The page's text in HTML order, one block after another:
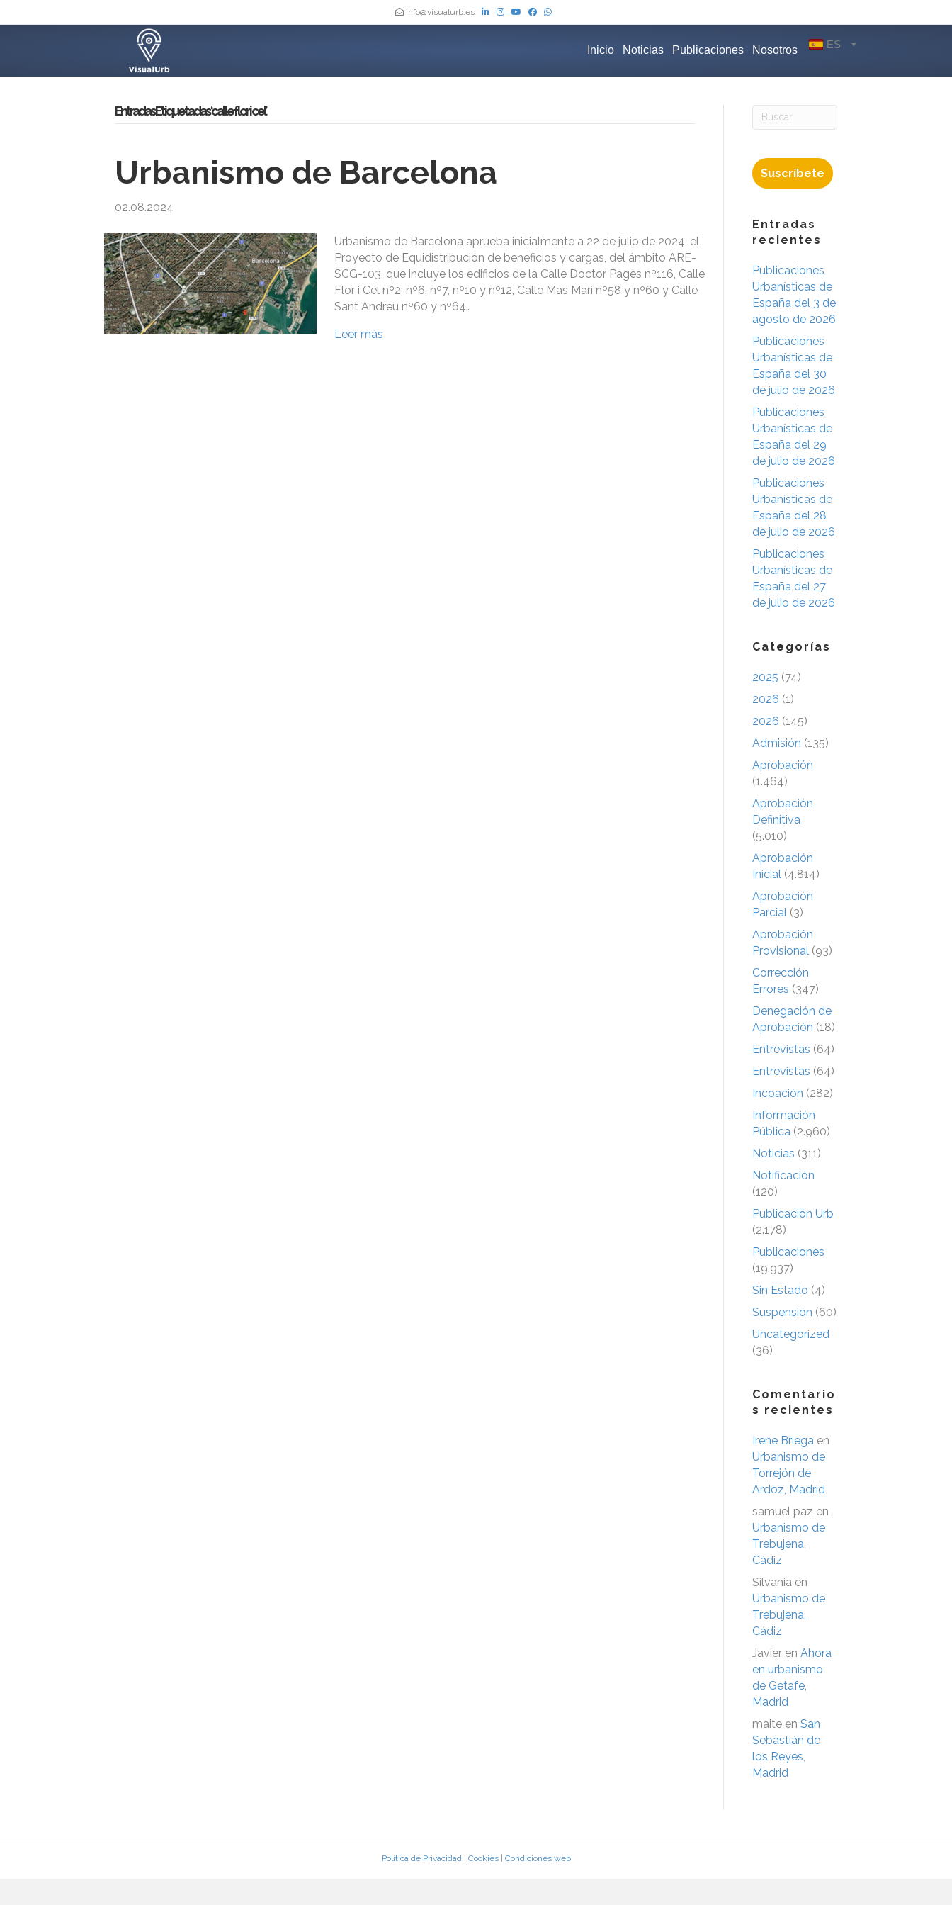
info@visualurb.es
Inicio Noticias Publicaciones Nosotros ES
Entradas Etiquetadas ‘calle flor i cel’
Urbanismo de Barcelona
02.08.2024
Urbanismo de Barcelona aprueba inicialmente a 22 de julio de 2024, el
Proyecto de Equidistribución de beneficios y cargas, del ámbito ARE-
SCG-103, que incluye los edificios de la Calle Doctor Pagès nº116, Calle
Flor i Cel nº2, nº6, nº7, nº10 y nº12, Calle Mas Marí nº58 y nº60 y Calle
Sant Andreu nº60 y nº64…
Leer más
Suscríbete
Entradas
recientes
Publicaciones
Urbanísticas de
España del 3 de
agosto de 2026
Publicaciones
Urbanísticas de
España del 30
de julio de 2026
Publicaciones
Urbanísticas de
España del 29
de julio de 2026
Publicaciones
Urbanísticas de
España del 28
de julio de 2026
Publicaciones
Urbanísticas de
España del 27
de julio de 2026
Categorías
2025 (74)
2026 (1)
2026 (145)
Admisión (135)
Aprobación
(1.464)
Aprobación
Definitiva
(5.010)
Aprobación
Inicial (4.814)
Aprobación
Parcial (3)
Aprobación
Provisional (93)
Corrección
Errores (347)
Denegación de
Aprobación (18)
Entrevistas (64)
Entrevistas (64)
Incoación (282)
Información
Pública (2.960)
Noticias (311)
Notificación
(120)
Publicación Urb
(2.178)
Publicaciones
(19.937)
Sin Estado (4)
Suspensión (60)
Uncategorized
(36)
Comentario
s recientes
Irene Briega en
Urbanismo de
Torrejón de
Ardoz, Madrid
samuel paz en
Urbanismo de
Trebujena,
Cádiz
Silvania en
Urbanismo de
Trebujena,
Cádiz
Javier en Ahora
en urbanismo
de Getafe,
Madrid
maite en San
Sebastián de
los Reyes,
Madrid
Política de Privacidad| Cookies| Condiciones web